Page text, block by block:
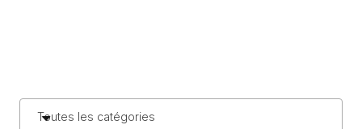
Toutes les catégories